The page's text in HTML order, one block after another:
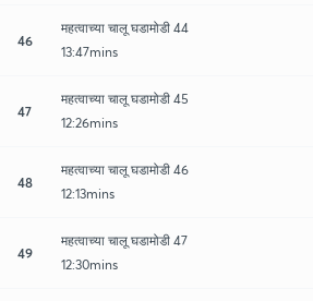
46
महत्वाच्या चालू घडामोडी 44
13:47mins
47
महत्वाच्या चालू घडामोडी 45
12:26mins
48
महत्वाच्या चालू घडामोडी 46
12:13mins
49
महत्वाच्या चालू घडामोडी 47
12:30mins